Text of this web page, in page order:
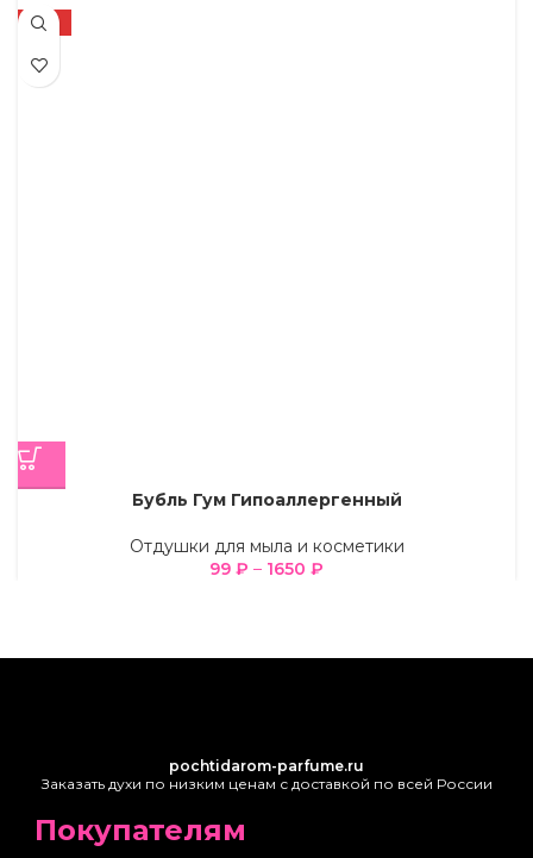
-19%
Бубль Гум Гипоаллергенный
Отдушки для мыла и косметики
99 ₽ – 1650 ₽
pochtidarom-parfume.ru
Заказать духи по низким ценам с доставкой по всей России
Покупателям